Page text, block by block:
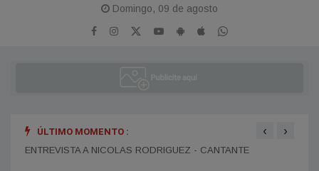
Domingo, 09 de agosto
ÚLTIMO MOMENTO :
ENTREVISTA A DANIEL DARTIGUELONGUE - FUNDADOR DE
‹ ›